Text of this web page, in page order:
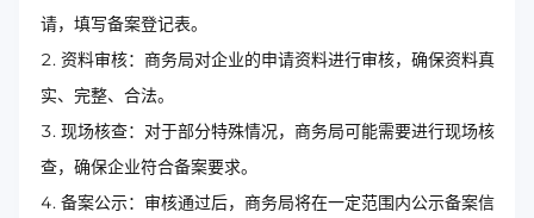
请，填写备案登记表。
资料审核：商务局对企业的申请资料进行审核，确保资料真
实、完整、合法。
现场核查：对于部分特殊情况，商务局可能需要进行现场核
查，确保企业符合备案要求。
备案公示：审核通过后，商务局将在一定范围内公示备案信